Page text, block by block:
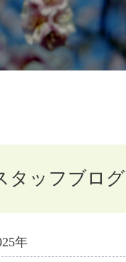
タッフブログ
年